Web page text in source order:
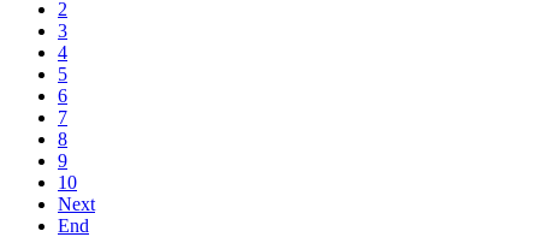
2
3
4
5
6
7
8
9
10
Next
End